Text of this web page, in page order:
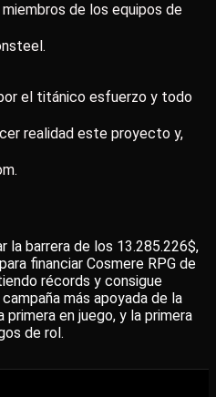
de los equipos de
el titánico esfuerzo y todo
realidad este proyecto y,
la barrera de los 13.285.226$,
financiar Cosmere RPG de
récords y consigue
más apoyada de la
en juego, y la primera
de rol.